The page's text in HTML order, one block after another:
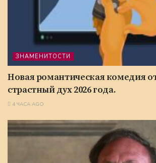
ЗНАМЕНИТОСТИ
Новая романтическая комедия
страстный дух 2026 года.
4 ЧАСА AGO